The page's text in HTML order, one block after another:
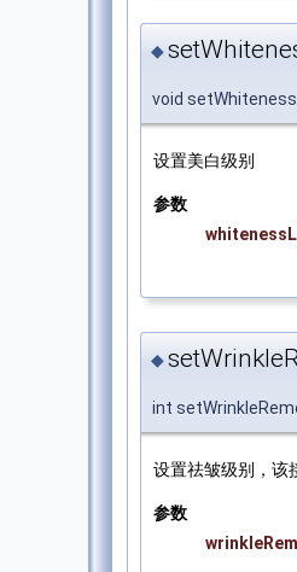
◆
void
设置美白级别
参数
◆
int
设置祛皱级别，该
参数